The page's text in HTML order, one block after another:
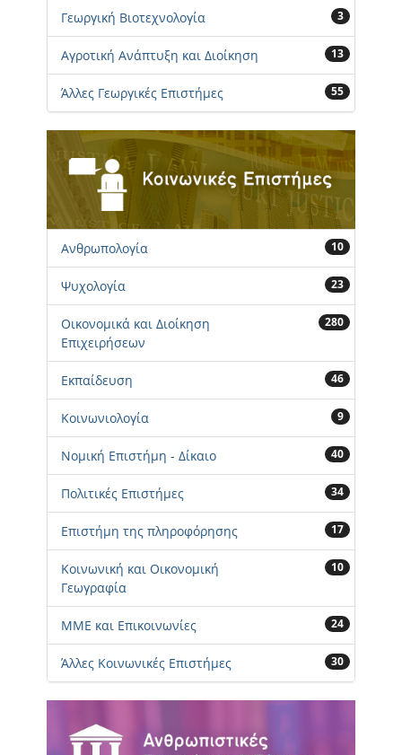
Γεωργική Βιοτεχνολογία 3
Αγροτική Ανάπτυξη και Διοίκηση 13
Άλλες Γεωργικές Επιστήμες 55
Ανθρωπολογία 10
Ψυχολογία 23
Οικονομικά και Διοίκηση
Επιχειρήσεων
280
Εκπαίδευση 46
Κοινωνιολογία 9
Νομική Επιστήμη - Δίκαιο 40
Πολιτικές Επιστήμες 34
Επιστήμη της πληροφόρησης 17
Κοινωνική και Οικονομική
Γεωγραφία
10
ΜΜΕ και Επικοινωνίες 24
Άλλες Κοινωνικές Επιστήμες 30